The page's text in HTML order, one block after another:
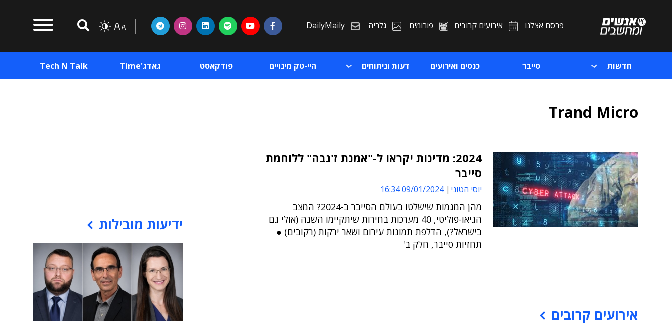
פרסם אצלנו אירועים קרובים פורומים גלריה DailyMaily
חדשות סייבר כנסים ואירועים דעות וניתוחים היי-טק מינויים פודקאסט גאדג'Time Tech N Talk
Trand Micro
2024: מדינות יקראו ל-"אמנת ז'נבה" ללוחמת
סייבר
יוסי הטוני 09/01/2024 16:34
מהן המגמות שישלטו בעולם הסייבר ב-2024? המצב
הגיאו-פוליטי, 40 מערכות בחירות שיתקיימו השנה (אולי גם
בישראל?), הדלפת תמונות עירום ושאר ירקות (רקובים) ●
תחזיות סייבר, חלק ב'
אירועים קרובים
ידיעות מובילות